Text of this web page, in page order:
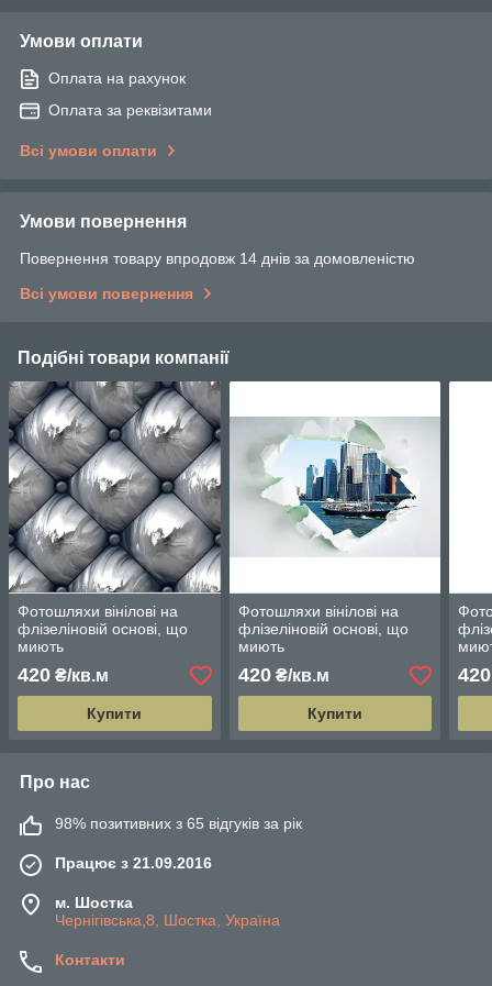
Умови оплати
Оплата на рахунок
Оплата за реквізитами
Всі умови оплати
Умови повернення
Повернення товару впродовж 14 днів за домовленістю
Всі умови повернення
Подібні товари компанії
Фотошляхи вінілові на
флізеліновій основі, що
миють
420 ₴/кв.м
Купити
Фотошляхи вінілові на
флізеліновій основі, що
миють
420₴/кв.м
Купити
420
Про нас
98% позитивних з 65 відгуків за рік
Працює з 21.09.2016
м. Шостка
Чернігівська,8, Шостка, Україна
Контакти